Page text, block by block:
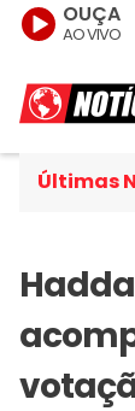
OUÇA
AO VIVO
Últimas